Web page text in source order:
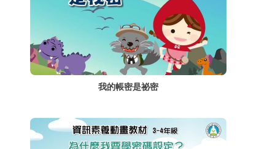
我的帳密是祕密